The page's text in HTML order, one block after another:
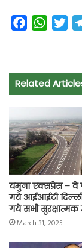
e
b
o
k
W
t
s
p
p
t
t
r
Related
यमुना एक्सप्रेस – वे
गये आईआईटी
गये सभी सुरक्षात्मक
March 31, 2025